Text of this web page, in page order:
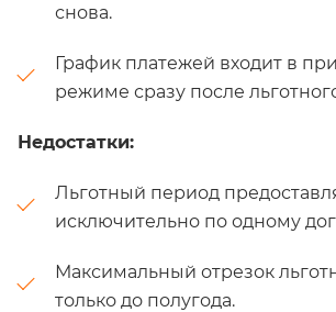
снова.
График платежей входит в
режиме сразу после
Недостатки:
Льготный период
исключительно по одному
Максимальный отрезок
только до полугода.